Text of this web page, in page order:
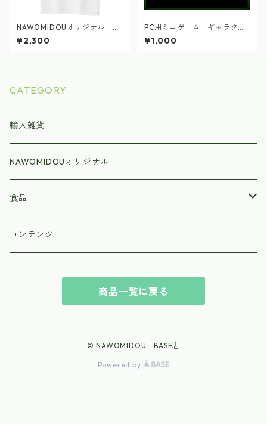
NAWOMIDOUオリジナル シ
ィカちゃん 短歌Tシャツ 2
024.9
¥2,300
PC用ミニゲーム ギャラクテ
ィック ターレット
¥1,000
CATEGORY
輸入雑貨
NAWOMIDOUオリジナル
食品
ラーメン
コンテンツ
商品一覧に戻る
© NAWOMIDOU BASE店
Powered by